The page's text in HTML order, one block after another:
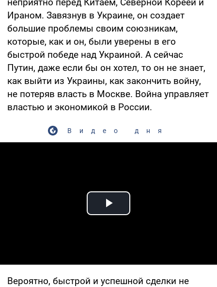
Ираном. Завязнув в Украине, он создает
большие проблемы своим союзникам,
которые, как и он, были уверены в его
быстрой победе над Украиной. А сейчас
Путин, даже если бы он хотел, то он не знает,
как выйти из Украины, как закончить войну,
не потеряв власть в Москве. Война управляет
властью и экономикой в России.
Видео дня
Play Video
Вероятно, быстрой и успешной сделки не